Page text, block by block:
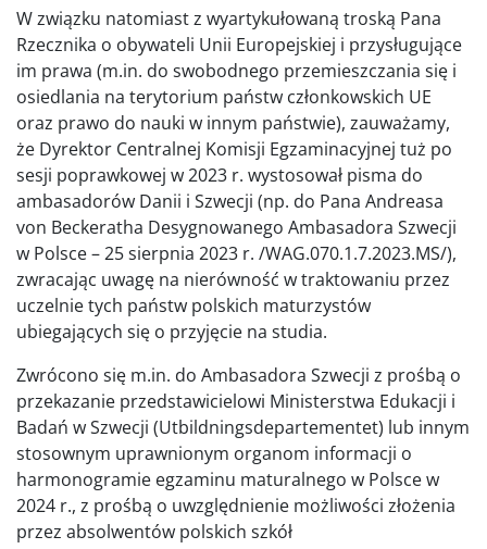
W związku natomiast z wyartykułowaną troską Pana
Rzecznika o obywateli Unii Europejskiej i przysługujące
im prawa (m.in. do swobodnego przemieszczania się i
osiedlania na terytorium państw członkowskich UE
oraz prawo do nauki w innym państwie), zauważamy,
że Dyrektor Centralnej Komisji Egzaminacyjnej tuż po
sesji poprawkowej w 2023 r. wystosował pisma do
ambasadorów Danii i Szwecji (np. do Pana Andreasa
von Beckeratha Desygnowanego Ambasadora Szwecji
w Polsce – 25 sierpnia 2023 r. /WAG.070.1.7.2023.MS/),
zwracając uwagę na nierówność w traktowaniu przez
uczelnie tych państw polskich maturzystów
ubiegających się o przyjęcie na studia.
Zwrócono się m.in. do Ambasadora Szwecji z prośbą o
przekazanie przedstawicielowi Ministerstwa Edukacji i
Badań w Szwecji (Utbildningsdepartementet) lub innym
stosownym uprawnionym organom informacji o
harmonogramie egzaminu maturalnego w Polsce w
2024 r., z prośbą o uwzględnienie możliwości złożenia
przez absolwentów polskich szkół